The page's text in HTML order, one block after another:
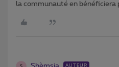
la communauté en bénéficiera
AUTEUR